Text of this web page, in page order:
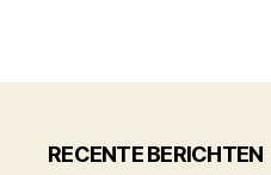
RECENTE BERICHTEN